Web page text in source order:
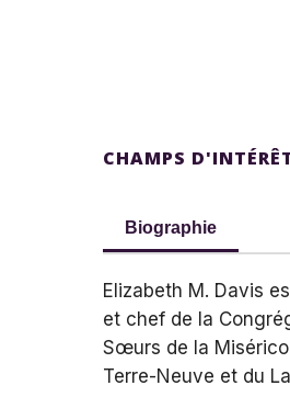
CHAMPS
Biographie
Elizabeth M. Davis
et chef de la
Sœurs de la
Terre-Neuve et du